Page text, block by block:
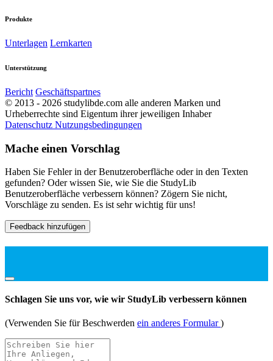
Produkte
Unterlagen Lernkarten
Unterstützung
Bericht Geschäftspartnes
© 2013 - 2026 studylibde.com alle anderen Marken und
Urheberrechte sind Eigentum ihrer jeweiligen Inhaber
Datenschutz Nutzungsbedingungen
Mache einen Vorschlag
Haben Sie Fehler in der Benutzeroberfläche oder in den Texten
gefunden? Oder wissen Sie, wie Sie die StudyLib
Benutzeroberfläche verbessern können? Zögern Sie nicht,
Vorschläge zu senden. Es ist sehr wichtig für uns!
Feedback hinzufügen
Schlagen Sie uns vor, wie wir StudyLib verbessern können
(Verwenden Sie für Beschwerden ein anderes Formular)